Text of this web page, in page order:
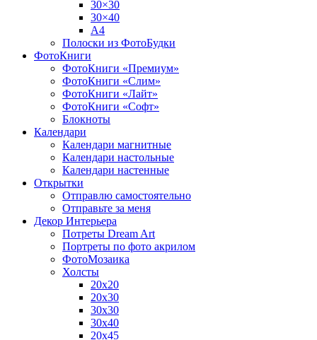
30×30
30×40
A4
Полоски из ФотоБудки
ФотоКниги
ФотоКниги «Премиум»
ФотоКниги «Слим»
ФотоКниги «Лайт»
ФотоКниги «Софт»
Блокноты
Календари
Календари магнитные
Календари настольные
Календари настенные
Открытки
Отправлю самостоятельно
Отправьте за меня
Декор Интерьера
Потреты Dream Art
Портреты по фото акрилом
ФотоМозаика
Холсты
20х20
20х30
30х30
30х40
20х45